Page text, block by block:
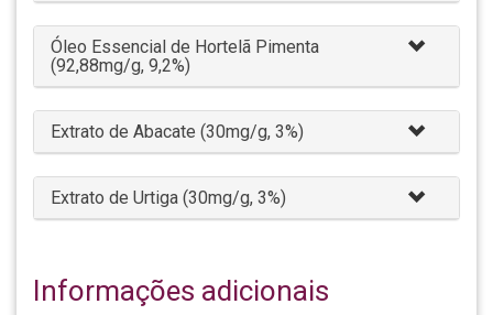
Óleo Essencial de Hortelã Pimenta
(92,88mg/g, 9,2%)
Extrato de Abacate (30mg/g, 3%)
Extrato de Urtiga (30mg/g, 3%)
Informações adicionais